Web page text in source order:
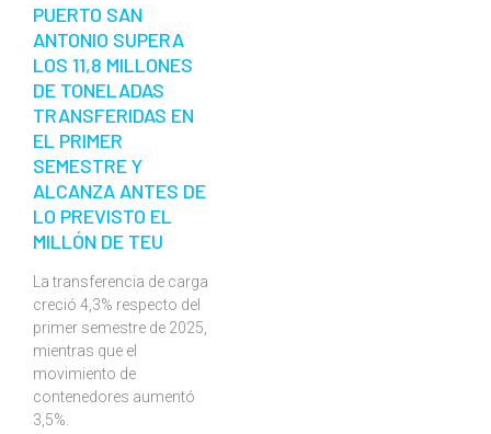
PUERTO SAN
ANTONIO SUPERA
LOS 11,8 MILLONES
DE TONELADAS
TRANSFERIDAS EN
EL PRIMER
SEMESTRE Y
ALCANZA ANTES DE
LO PREVISTO EL
MILLÓN DE TEU
La transferencia de carga
creció 4,3% respecto del
primer semestre de 2025,
mientras que el
movimiento de
contenedores aumentó
3,5%.